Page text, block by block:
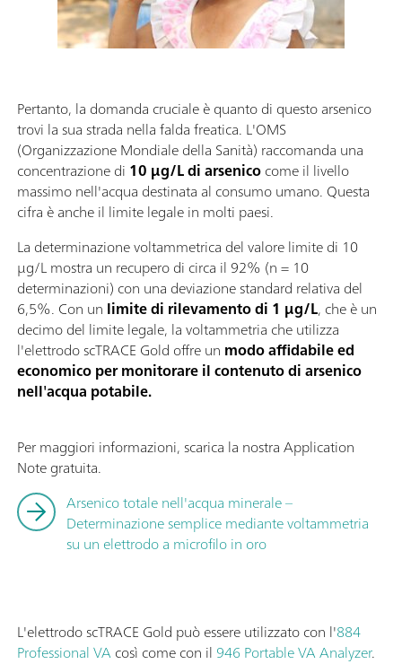
Pertanto, la domanda cruciale è quanto di questo arsenico
trovi la sua strada nella falda freatica. L'OMS
(Organizzazione Mondiale della Sanità) raccomanda una
concentrazione di 10 µg/L di arsenicocome il livello
massimo nell'acqua destinata al consumo umano. Questa
cifra è anche il limite legale in molti paesi.
La determinazione voltammetrica del valore limite di 10
µg/L mostra un recupero di circa il 92% (n = 10
determinazioni) con una deviazione standard relativa del
6,5%. Con un limite di rilevamento di 1 µg/L, che è un
decimo del limite legale, la voltammetria che utilizza
l'elettrodo scTRACE Gold offre un modo affidabile ed
economico per monitorare il contenuto di arsenico
nell'acqua potabile.
Per maggiori informazioni, scarica la nostra Application
Note gratuita.
Arsenico totale nell'acqua minerale –
Determinazione semplice mediante voltammetria
su un elettrodo a microfilo in oro
L'elettrodo scTRACE Gold può essere utilizzato con l'884
Professional VAcosì come con il 946 Portable VA Analyzer.